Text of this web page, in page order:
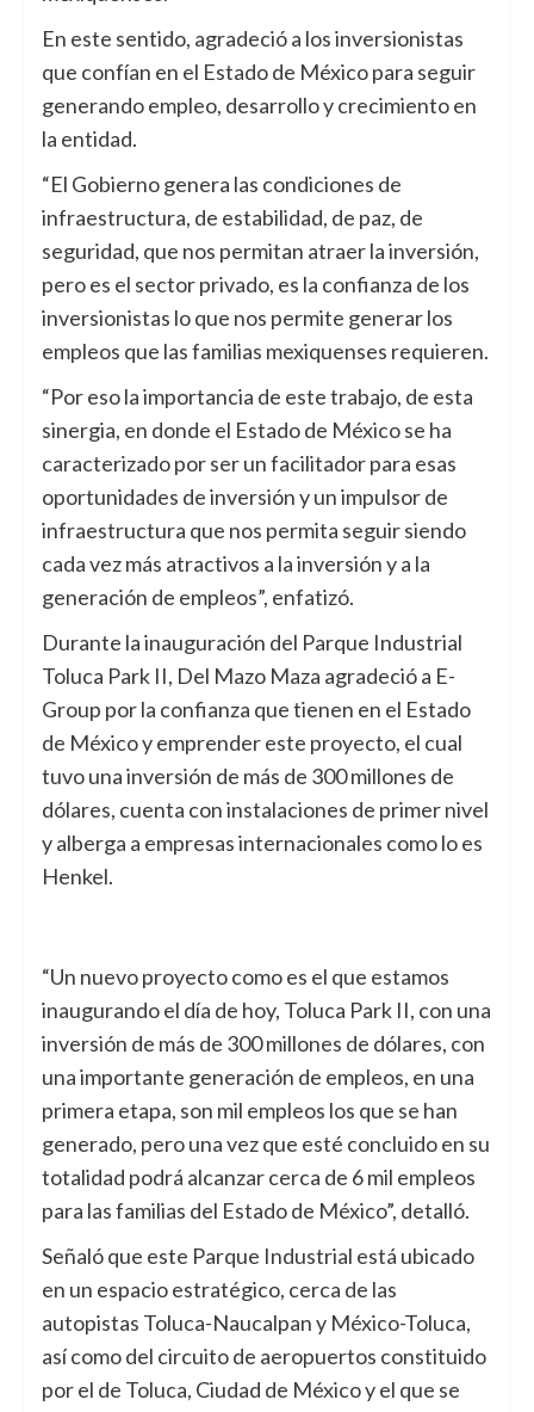
En este sentido, agradeció a los inversionistas
que confían en el Estado de México para seguir
generando empleo, desarrollo y crecimiento en
la entidad.
“El Gobierno genera las condiciones de
infraestructura, de estabilidad, de paz, de
seguridad, que nos permitan atraer la inversión,
pero es el sector privado, es la confianza de los
inversionistas lo que nos permite generar los
empleos que las familias mexiquenses requieren.
“Por eso la importancia de este trabajo, de esta
sinergia, en donde el Estado de México se ha
caracterizado por ser un facilitador para esas
oportunidades de inversión y un impulsor de
infraestructura que nos permita seguir siendo
cada vez más atractivos a la inversión y a la
generación de empleos”, enfatizó.
Durante la inauguración del Parque Industrial
Toluca Park II, Del Mazo Maza agradeció a E-
Group por la confianza que tienen en el Estado
de México y emprender este proyecto, el cual
tuvo una inversión de más de 300 millones de
dólares, cuenta con instalaciones de primer nivel
y alberga a empresas internacionales como lo es
Henkel.
“Un nuevo proyecto como es el que estamos
inaugurando el día de hoy, Toluca Park II, con una
inversión de más de 300 millones de dólares, con
una importante generación de empleos, en una
primera etapa, son mil empleos los que se han
generado, pero una vez que esté concluido en su
totalidad podrá alcanzar cerca de 6 mil empleos
para las familias del Estado de México”, detalló.
Señaló que este Parque Industrial está ubicado
en un espacio estratégico, cerca de las
autopistas Toluca-Naucalpan y México-Toluca,
así como del circuito de aeropuertos constituido
por el de Toluca, Ciudad de México y el que se